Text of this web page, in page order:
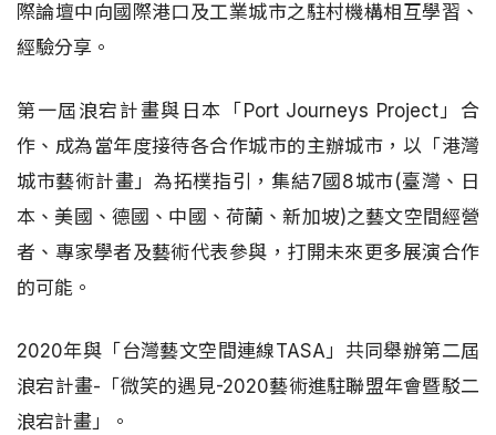
際論壇中向國際港口及工業城市之駐村機構相互學習、
經驗分享。
第一屆浪宕計畫與日本「Port Journeys Project」合
作、成為當年度接待各合作城市的主辦城市，以「港灣
城市藝術計畫」為拓樸指引，集結7國8城市(臺灣、日
本、美國、德國、中國、荷蘭、新加坡)之藝文空間經營
者、專家學者及藝術代表參與，打開未來更多展演合作
的可能。
2020年與「台灣藝文空間連線TASA」共同舉辦第二屆
浪宕計畫-「微笑的遇見-2020藝術進駐聯盟年會暨駁二
浪宕計畫」。